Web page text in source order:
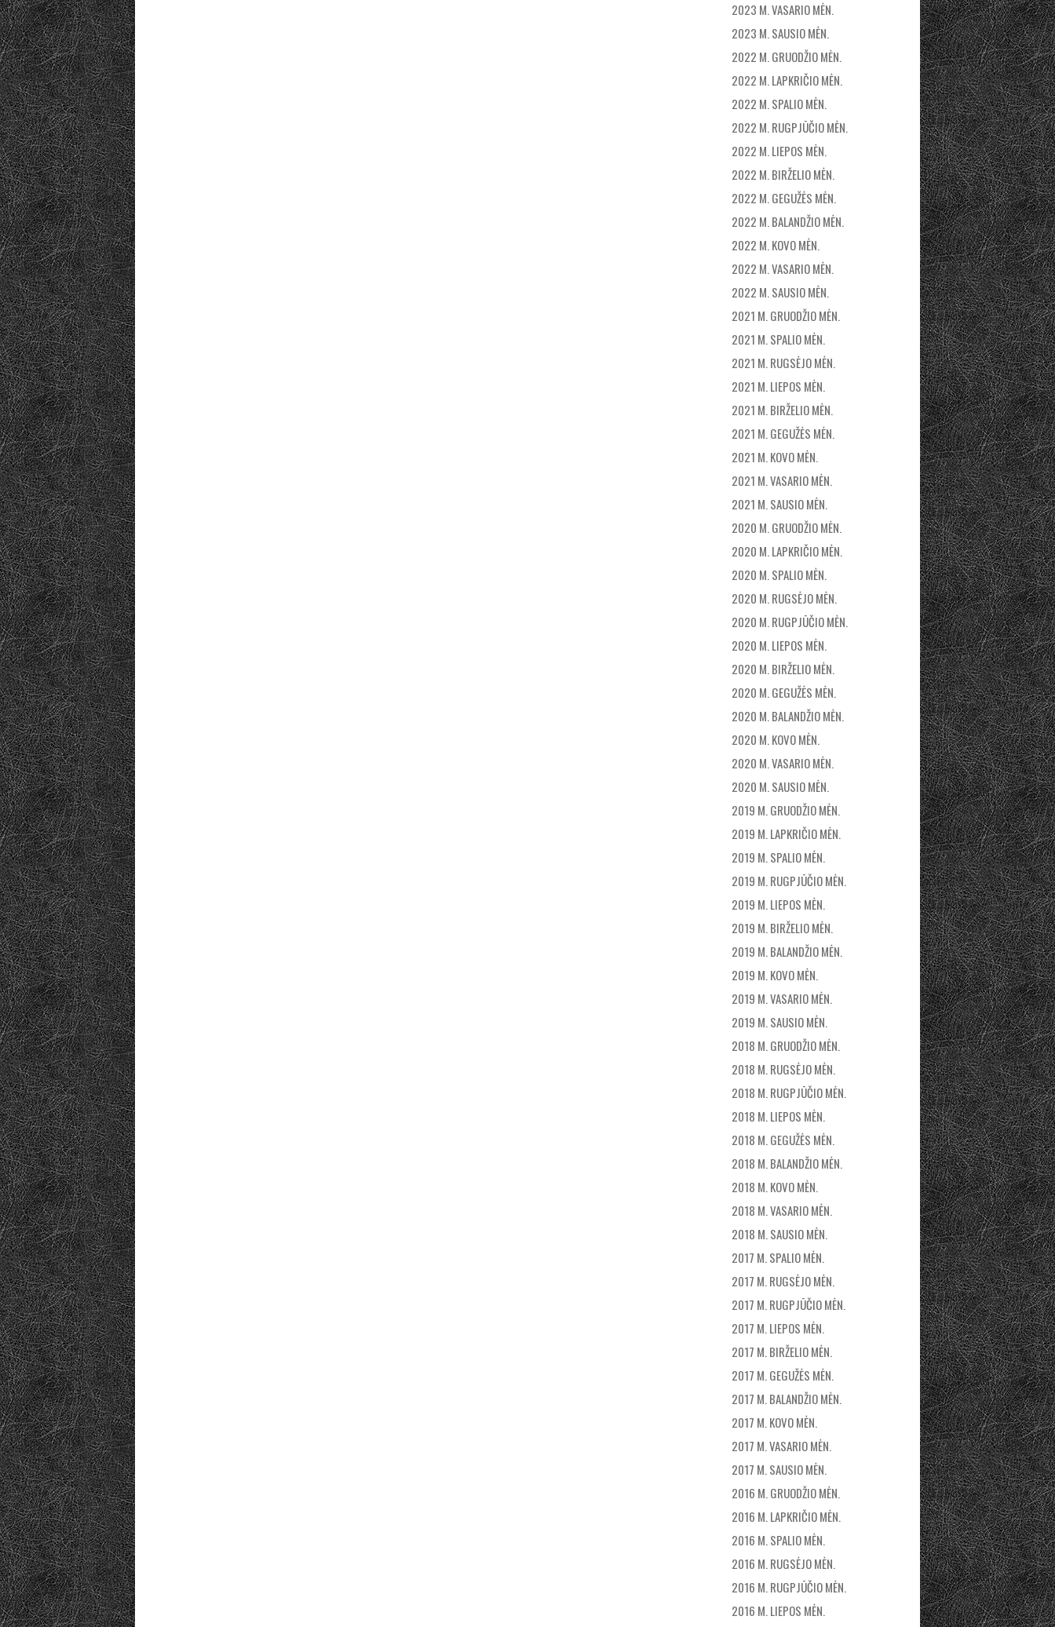
2023 M. VASARIO MĖN.
2023 M. SAUSIO MĖN.
2022 M. GRUODŽIO MĖN.
2022 M. LAPKRIČIO MĖN.
2022 M. SPALIO MĖN.
2022 M. RUGPJŪČIO MĖN.
2022 M. LIEPOS MĖN.
2022 M. BIRŽELIO MĖN.
2022 M. GEGUŽĖS MĖN.
2022 M. BALANDŽIO MĖN.
2022 M. KOVO MĖN.
2022 M. VASARIO MĖN.
2022 M. SAUSIO MĖN.
2021 M. GRUODŽIO MĖN.
2021 M. SPALIO MĖN.
2021 M. RUGSĖJO MĖN.
2021 M. LIEPOS MĖN.
2021 M. BIRŽELIO MĖN.
2021 M. GEGUŽĖS MĖN.
2021 M. KOVO MĖN.
2021 M. VASARIO MĖN.
2021 M. SAUSIO MĖN.
2020 M. GRUODŽIO MĖN.
2020 M. LAPKRIČIO MĖN.
2020 M. SPALIO MĖN.
2020 M. RUGSĖJO MĖN.
2020 M. RUGPJŪČIO MĖN.
2020 M. LIEPOS MĖN.
2020 M. BIRŽELIO MĖN.
2020 M. GEGUŽĖS MĖN.
2020 M. BALANDŽIO MĖN.
2020 M. KOVO MĖN.
2020 M. VASARIO MĖN.
2020 M. SAUSIO MĖN.
2019 M. GRUODŽIO MĖN.
2019 M. LAPKRIČIO MĖN.
2019 M. SPALIO MĖN.
2019 M. RUGPJŪČIO MĖN.
2019 M. LIEPOS MĖN.
2019 M. BIRŽELIO MĖN.
2019 M. BALANDŽIO MĖN.
2019 M. KOVO MĖN.
2019 M. VASARIO MĖN.
2019 M. SAUSIO MĖN.
2018 M. GRUODŽIO MĖN.
2018 M. RUGSĖJO MĖN.
2018 M. RUGPJŪČIO MĖN.
2018 M. LIEPOS MĖN.
2018 M. GEGUŽĖS MĖN.
2018 M. BALANDŽIO MĖN.
2018 M. KOVO MĖN.
2018 M. VASARIO MĖN.
2018 M. SAUSIO MĖN.
2017 M. SPALIO MĖN.
2017 M. RUGSĖJO MĖN.
2017 M. RUGPJŪČIO MĖN.
2017 M. LIEPOS MĖN.
2017 M. BIRŽELIO MĖN.
2017 M. GEGUŽĖS MĖN.
2017 M. BALANDŽIO MĖN.
2017 M. KOVO MĖN.
2017 M. VASARIO MĖN.
2017 M. SAUSIO MĖN.
2016 M. GRUODŽIO MĖN.
2016 M. LAPKRIČIO MĖN.
2016 M. SPALIO MĖN.
2016 M. RUGSĖJO MĖN.
2016 M. RUGPJŪČIO MĖN.
2016 M. LIEPOS MĖN.